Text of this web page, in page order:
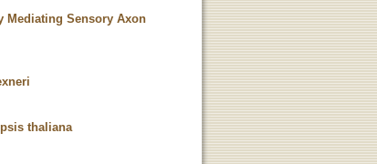
Mediating Sensory Axon
thaliana